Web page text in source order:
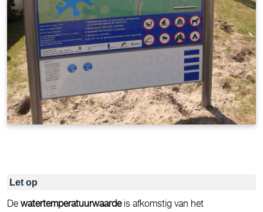
Let op
De watertemperatuurwaardeis afkomstig van het